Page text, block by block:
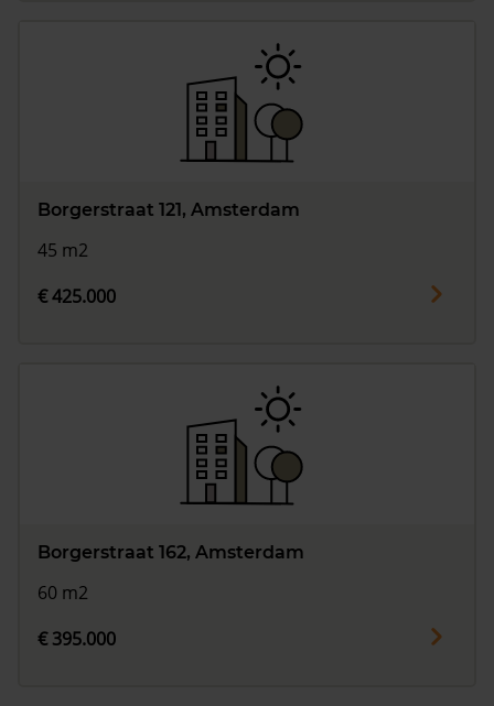
Borgerstraat 121, Amsterdam
45 m2
€ 425.000
Borgerstraat 162, Amsterdam
60 m2
€ 395.000